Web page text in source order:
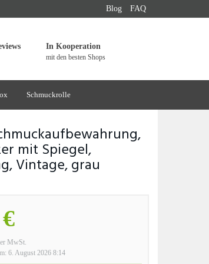
Blog FAQ
In Kooperation
mit den besten Shops
Schmuckrolle
mit Spiegel,
Vintage, grau
MwSt.
6. August 2026 8:14